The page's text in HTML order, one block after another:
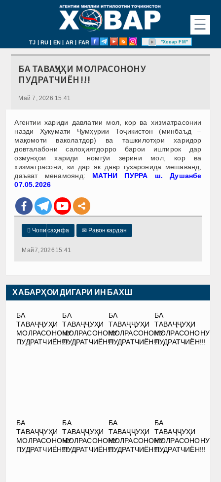
☰
TJ | RU | EN | AR | FAR "Ховар FM"
БА ТАВАҶҶУҲИ МОЛРАСОНОНУ
ПУДРАТЧИЁН!!!
Май 7, 2026 15:41
Агентии хариди давлатии мол, кор ва хизматрасонии
назди Ҳукумати Ҷумҳурии Тоҷикистон (минбаъд –
мақомоти ваколатдор) ва ташкилотҳои харидор
довталабони салоҳиятдорро барои иштирок дар
озмунҳои хариди номгӯи зерини мол, кор ва
хизматрасонӣ, ки дар як давр гузаронида мешаванд,
даъват менамоянд: МАТНИ ПУРРА ш. Душанбе
07.05.2026
 Чопи саҳифа ✉ Равон кардан
Май 7, 2026 15:41
ХАБАРҲОИ ДИГАРИ ИН БАХШ
БА
ТАВАҶҶУҲИ
МОЛРАСОНОНУ
ПУДРАТЧИЁН!!!
БА
ТАВАҶҶУҲИ
МОЛРАСОНОНУ
ПУДРАТЧИЁН!!!
БА
ТАВАҶҶУҲИ
МОЛРАСОНОНУ
ПУДРАТЧИЁН!!!
БА
ТАВАҶҶУҲИ
МОЛРАСОНОНУ
ПУДРАТЧИЁН!!!
БА
ТАВАҶҶУҲИ
МОЛРАСОНОНУ
ПУДРАТЧИЁН!!!
БА
ТАВАҶҶУҲИ
МОЛРАСОНОНУ
ПУДРАТЧИЁН!!!
БА
ТАВАҶҶУҲИ
МОЛРАСОНОНУ
ПУДРАТЧИЁН!!!
БА
ТАВАҶҶУҲИ
МОЛРАСОНОНУ
ПУДРАТЧИЁН!!!